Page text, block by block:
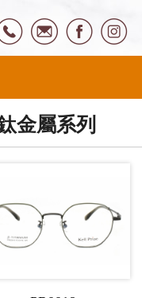
金屬系列